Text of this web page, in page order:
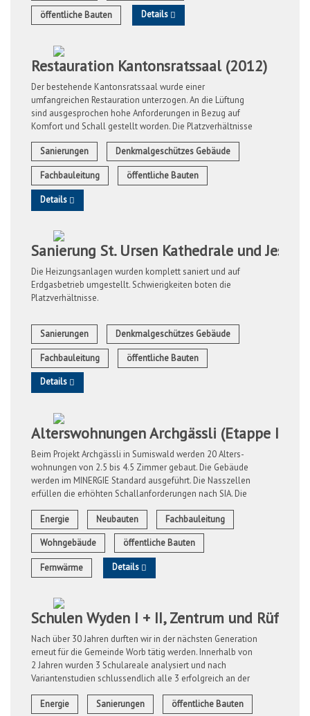
öffentliche Bauten Details
Restauration Kantonsratssaal (2012)
Der bestehende Kantonsratssaal wurde einer
umfangreichen Restauration unterzogen. An die Lüftung
sind ausgesprochen hohe Anforderungen in Bezug auf
Komfort und Schall gestellt worden. Die Platzverhältnisse
und die Bausubstanz waren äussesrt schwierig.
Sanierungen
Denkmalgeschützes Gebäude
Fachbauleitung öffentliche Bauten
Details
Sanierung St. Ursen Kathedrale und
Die Heizungsanlagen wurden komplett saniert und auf
Erdgasbetrieb umgestellt. Schwierigkeiten boten die
Platzverhältnisse.
Sanierungen Denkmalgeschützes Gebäude
Fachbauleitung öffentliche Bauten
Details
Alterswohnungen Archgässli (Etappe I
Beim Projekt Archgässli in Sumiswald werden 20 Alters-
wohnungen von 2.5 bis 4.5 Zimmer gebaut. Die Gebäude
werden im MINERGIE Standard ausgeführt. Die Nasszellen
erfüllen die erhöhten Schallanforderungen nach SIA. Die
Energie
Neubauten Fachbauleitung
Wohngebäude öffentliche Bauten
Fernwärme Details
Schulen Wyden I + II, Zentrum und
Nach über 30 Jahren durften wir in der nächsten Generation
erneut für die Gemeinde Worb tätig werden. Innerhalb von
2 Jahren wurden 3 Schulareale analysiert und nach
Variantenstudien schlussendlich alle 3 erfolgreich an der
Fernwärme angeschlossen. ...
Energie
Sanierungen öffentliche Bauten